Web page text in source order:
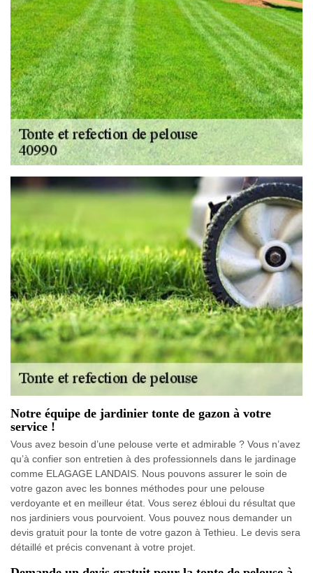
Notre équipe de jardinier tonte de gazon à votre
service !
Vous avez besoin d’une pelouse verte et admirable ? Vous n’avez
qu’à confier son entretien à des professionnels dans le jardinage
comme ELAGAGE LANDAIS. Nous pouvons assurer le soin de
votre gazon avec les bonnes méthodes pour une pelouse
verdoyante et en meilleur état. Vous serez ébloui du résultat que
nos jardiniers vous pourvoient. Vous pouvez nous demander un
devis gratuit pour la tonte de votre gazon à Tethieu. Le devis sera
détaillé et précis convenant à votre projet.